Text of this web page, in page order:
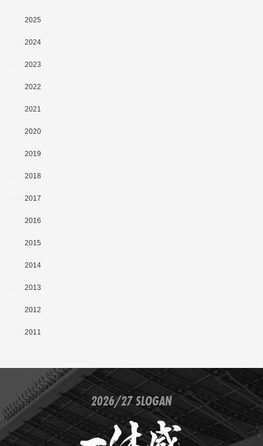
2025
2024
2023
2022
2021
2020
2019
2018
2017
2016
2015
2014
2013
2012
2011
2026/27 SLOGAN